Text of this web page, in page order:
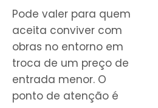
Pode valer para quem
aceita conviver com
obras no entorno em
troca de um preço de
entrada menor. O
ponto de atenção é